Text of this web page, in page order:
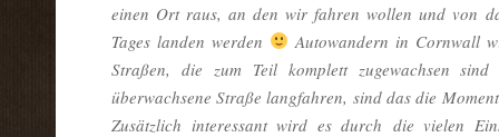
einen Ort raus, an den wir fahren wollen und von
Tages landen werden
Autowandern in Cornwall
Straßen, die zum Teil komplett zugewachsen
überwachsene Straße langfahren, sind das die
Zusätzlich interessant wird es durch die vielen